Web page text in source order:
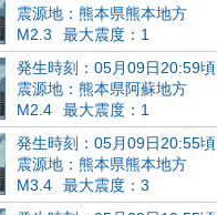
震源地：熊本県熊本地方
M2.3
最大震度：1
発生時刻：05月09日20:59頃
震源地：熊本県阿蘇地方
M2.4
最大震度：1
発生時刻：05月09日20:55頃
震源地：熊本県熊本地方
M3.4
最大震度：3